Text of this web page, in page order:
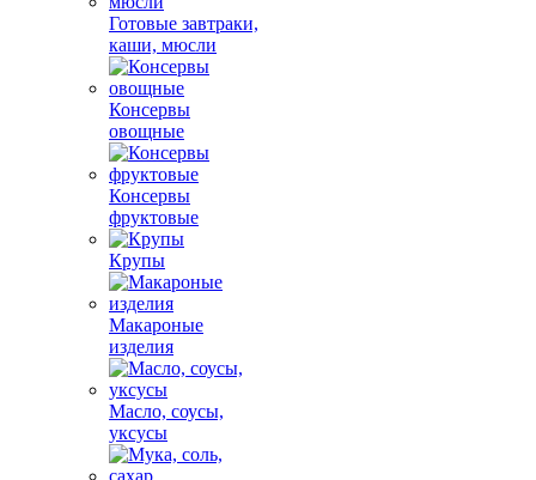
Готовые завтраки,
каши, мюсли
Консервы
овощные
Консервы
фруктовые
Крупы
Макароные
изделия
Масло, соусы,
уксусы